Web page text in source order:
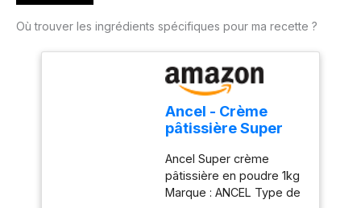
Où trouver les ingrédients spécifiques pour ma recette ?
Ancel - Crème
pâtissière Super
kg
Ancel Super crème
pâtissière en poudre 1kg
Marque : ANCEL Type de